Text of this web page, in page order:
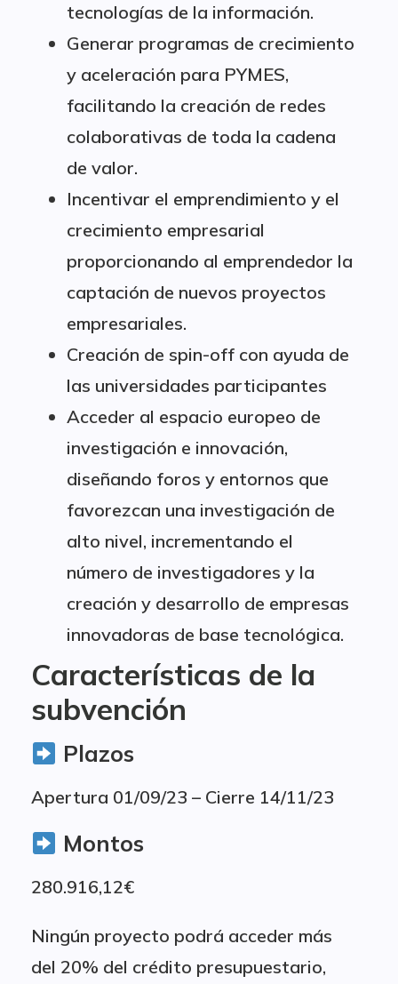
tecnologías de la información.
Generar programas de crecimiento
y aceleración para PYMES,
facilitando la creación de redes
colaborativas de toda la cadena
de valor.
Incentivar el emprendimiento y el
crecimiento empresarial
proporcionando al emprendedor la
captación de nuevos proyectos
empresariales.
Creación de spin-off con ayuda de
las universidades participantes
Acceder al espacio europeo de
investigación e innovación,
diseñando foros y entornos que
favorezcan una investigación de
alto nivel, incrementando el
número de investigadores y la
creación y desarrollo de empresas
innovadoras de base tecnológica.
Características de la
subvención
Plazos
Apertura 01/09/23 – Cierre 14/11/23
Montos
280.916,12€
Ningún proyecto podrá acceder más
del 20% del crédito presupuestario,